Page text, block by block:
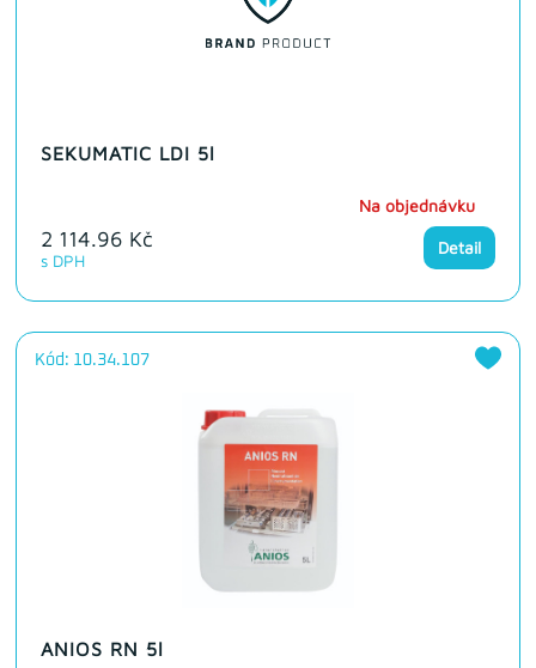
SEKUMATIC LDI 5l
2 114.96 Kč
s DPH
Na objednávku
Detail
Kód: 10.34.107
ANIOS RN 5l